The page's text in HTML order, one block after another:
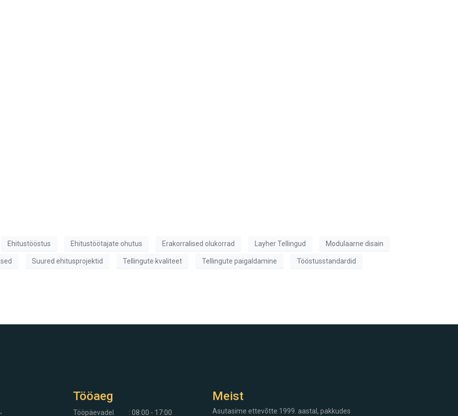
Ehitustööstus Ehitustöötajate ohutus Erakorralised olukorrad Layher Tellingud Modulaarne disain
Suured ehitusprojektid Tellingute kvaliteet Tellingute paigaldamine Tööstusstandardid
Tööaeg
Tööpäevadel : 08:00 - 17:00
Meist
Asutasime ettevõtte 1999. aastal, pakkudes